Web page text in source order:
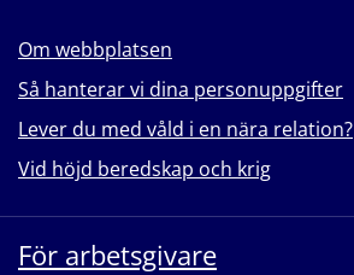
Om webbplatsen
Så hanterar vi dina personuppgifter
Lever du med våld i en nära relation?
Vid höjd beredskap och krig
För arbetsgivare